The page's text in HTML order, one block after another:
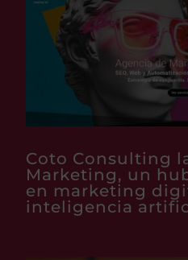
Coto Consulting
Marketing, un
en marketing
inteligencia